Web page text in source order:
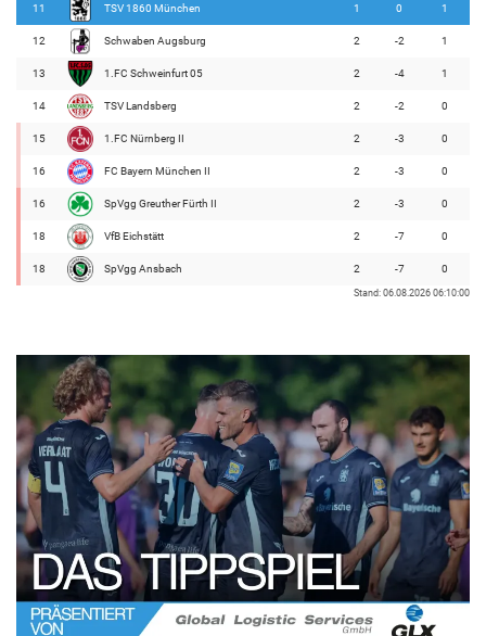
11 TSV 1860 München 1 0 1
12 Schwaben Augsburg 2 -2 1
13 1.FC Schweinfurt 05 2 -4 1
14 TSV Landsberg 2 -2 0
15 1.FC Nürnberg II 2 -3 0
16 FC Bayern München II 2 -3 0
16 SpVgg Greuther Fürth II 2 -3 0
18 VfB Eichstätt 2 -7 0
18 SpVgg Ansbach 2 -7 0
Stand: 06.08.2026 06:10:00